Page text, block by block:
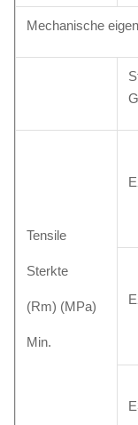
Mechanische
Tensile
Sterkte
(Rm) (MPa)
Min.